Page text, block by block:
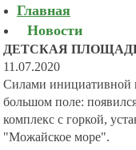
Главная
Новости
ДЕТСКАЯ
11.07.2020
Силами инициативной
большом поле:
комплекс с горкой,
"Можайское море".